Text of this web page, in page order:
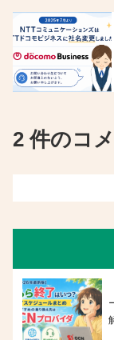
2 件のコ